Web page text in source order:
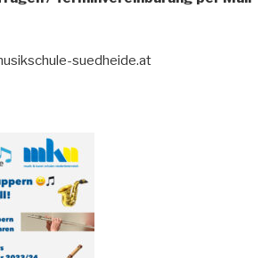
suedheide.at